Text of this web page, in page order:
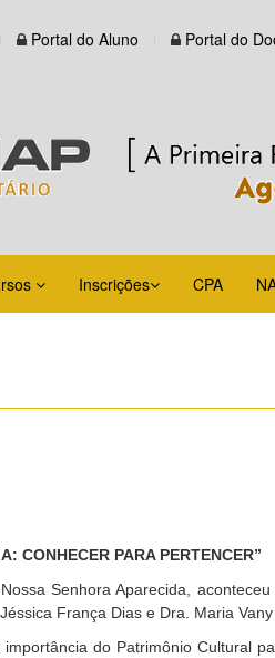
Portal do Aluno Portal do
Inscrições CPA
CONHECER PARA PERTENCER”
Senhora Aparecida,
França Dias e Dra. Maria
do Patrimônio Cultural